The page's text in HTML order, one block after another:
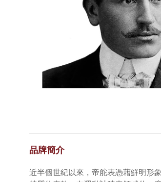
品牌簡介
近半個世紀以來，帝舵表憑藉鮮明形